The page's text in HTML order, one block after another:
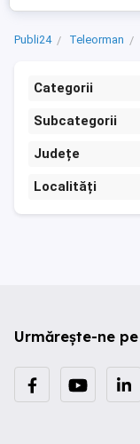
Publi24 Teleorman
Categorii
Subcategorii
Județe
Localități
Urmărește-ne pe